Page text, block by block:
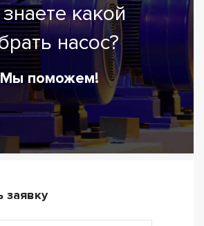
какой
насос?
Мы поможем!
заявку